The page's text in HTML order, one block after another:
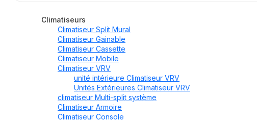
Climatiseurs
Climatiseur Split Mural
Climatiseur Gainable
Climatiseur Cassette
Climatiseur Mobile
Climatiseur VRV
unité intérieure Climatiseur VRV
Unités Extérieures Climatiseur VRV
climatiseur Multi-split système
Climatiseur Armoire
Climatiseur Console